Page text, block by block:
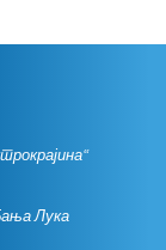
Лука